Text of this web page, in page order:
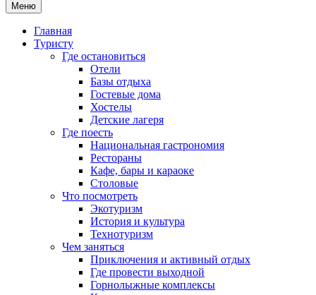
Меню
Главная
Туристу
Где остановиться
Отели
Базы отдыха
Гостевые дома
Хостелы
Детские лагеря
Где поесть
Национальная гастрономия
Рестораны
Кафе, бары и караоке
Столовые
Что посмотреть
Экотуризм
История и культура
Технотуризм
Чем заняться
Приключения и активный отдых
Где провести выходной
Горнолыжные комплексы